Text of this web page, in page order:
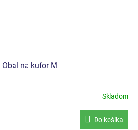
Obal na kufor M
Skladom
Do košíka